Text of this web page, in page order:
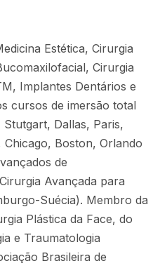
Estética, Cirurgia
Cirurgia
Implantes Dentários e
cursos de imersão total
Dallas, Paris,
Boston, Orlando
de
Avançada para
Suécia). Membro da
Plástica da Face, do
e Traumatologia
Brasileira de